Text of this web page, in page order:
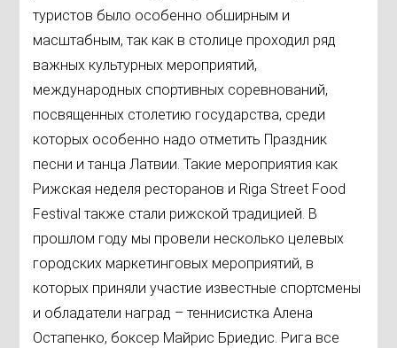
туристов было особенно обширным и
масштабным, так как в столице проходил ряд
важных культурных мероприятий,
международных спортивных соревнований,
посвященных столетию государства, среди
которых особенно надо отметить Праздник
песни и танца Латвии. Такие мероприятия как
Рижская неделя ресторанов и Riga Street Food
Festival также стали рижской традицией. В
прошлом году мы провели несколько целевых
городских маркетинговых мероприятий, в
которых приняли участие известные спортсмены
и обладатели наград – теннисистка Алена
Остапенко, боксер Майрис Бриедис. Рига все